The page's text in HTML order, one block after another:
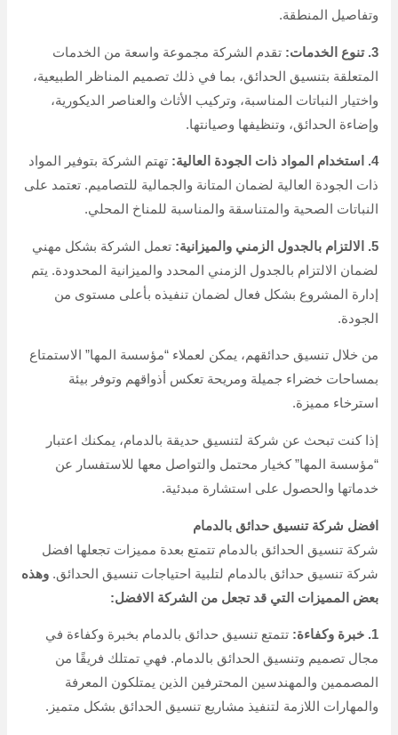
وتفاصيل المنطقة.
3. تنوع الخدمات:
تقدم الشركة مجموعة واسعة من الخدمات
المتعلقة بتنسيق الحدائق، بما في ذلك تصميم المناظر الطبيعية،
واختيار النباتات المناسبة، وتركيب الأثاث والعناصر الديكورية،
وإضاءة الحدائق، وتنظيفها وصيانتها.
4. استخدام المواد ذات الجودة العالية:
تهتم الشركة بتوفير المواد
ذات الجودة العالية لضمان المتانة والجمالية للتصاميم. تعتمد على
النباتات الصحية والمتناسقة والمناسبة للمناخ المحلي.
5. الالتزام بالجدول الزمني والميزانية:
تعمل الشركة بشكل مهني
لضمان الالتزام بالجدول الزمني المحدد والميزانية المحدودة. يتم
إدارة المشروع بشكل فعال لضمان تنفيذه بأعلى مستوى من
الجودة.
من خلال تنسيق حدائقهم، يمكن لعملاء “مؤسسة المها” الاستمتاع
بمساحات خضراء جميلة ومريحة تعكس أذواقهم وتوفر بيئة
استرخاء مميزة.
إذا كنت تبحث عن شركة لتنسيق حديقة بالدمام، يمكنك اعتبار
“مؤسسة المها” كخيار محتمل والتواصل معها للاستفسار عن
خدماتها والحصول على استشارة مبدئية.
افضل شركة تنسيق حدائق بالدمام
شركة تنسيق الحدائق بالدمام تتمتع بعدة مميزات تجعلها افضل
شركة تنسيق حدائق بالدمام لتلبية احتياجات تنسيق الحدائق. وهذه
بعض المميزات التي قد تجعل من الشركة الافضل:
1. خبرة وكفاءة:
تتمتع تنسيق حدائق بالدمام بخبرة وكفاءة في
مجال تصميم وتنسيق الحدائق بالدمام. فهي تمتلك فريقًا من
المصممين والمهندسين المحترفين الذين يمتلكون المعرفة
والمهارات اللازمة لتنفيذ مشاريع تنسيق الحدائق بشكل متميز.